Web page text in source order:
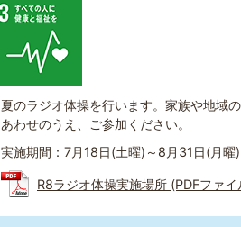
夏のラジオ体操を行います。家族や地域
あわせのうえ、ご参加ください。
実施期間：7月18日(土曜)～8月31日(月曜)
R8ラジオ体操実施場所 (PDFファ